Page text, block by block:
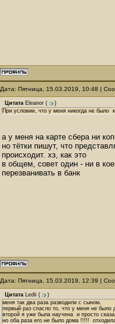
Дата: Пятница, 15.03.2019, 10:48 |
Цитата Eleanor (
)
При условии, что у меня никогда не было
а у меня на карте сбера ни
но тётки пишут, что
происходит. хз, как это
в общем, совет один - ни в
перезванивать в банк
Дата: Пятница, 15.03.2019, 12:39 |
Цитата Ledii (
)
меня так два раза разводили с сыном.
первый раз спасло то, что у меня не было
второй я уже была научена и просто
но оба раза его не было дома !!!!!